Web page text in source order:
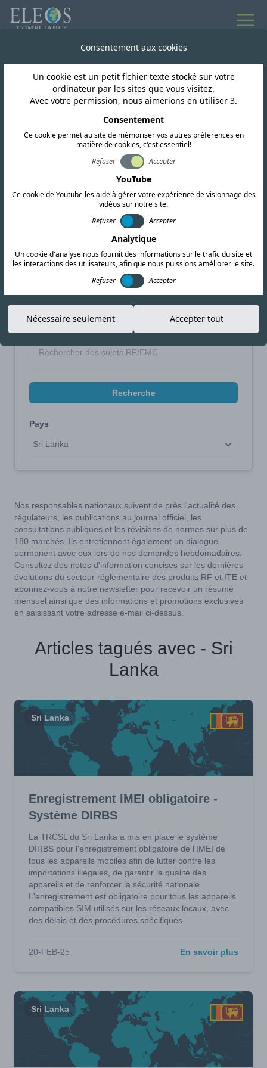
Actualités et
mises à jour
Affinez votre recherche
Recherche
Pays
Sri Lanka
Nos responsables nationaux suivent de près l'actualité des
régulateurs, les publications au journal officiel, les
consultations publiques et les révisions de normes sur plus de
180 marchés. Ils entretiennent également un dialogue
permanent avec eux lors de nos demandes hebdomadaires.
Consultez des notes d'information concises sur les dernières
évolutions du secteur réglementaire des produits RF et ITE et
abonnez-vous à notre newsletter pour recevoir un résumé
mensuel ainsi que des informations et promotions exclusives
en saisissant votre adresse e-mail ci-dessus.
Articles tagués avec - Sri
Lanka
Sri Lanka
Enregistrement IMEI obligatoire -
Système DIRBS
La TRCSL du Sri Lanka a mis en place le système
DIRBS pour l'enregistrement obligatoire de l'IMEI de
tous les appareils mobiles afin de lutter contre les
importations illégales, de garantir la qualité des
appareils et de renforcer la sécurité nationale.
L'enregistrement est obligatoire pour tous les appareils
compatibles SIM utilisés sur les réseaux locaux, avec
des délais et des procédures spécifiques.
20-FEB-25 En savoir plus
Sri Lanka
Consentement aux cookies
Un cookie est un petit fichier texte stocké sur votre
ordinateur par les sites que vous visitez.
Avec votre permission, nous aimerions en utiliser 3.
Consentement
Ce cookie permet au site de mémoriser vos autres préférences en
matière de cookies, c'est essentiel!
Refuser
Accepter
YouTube
Ce cookie de Youtube les aide à gérer votre expérience de visionnage des
vidéos sur notre site.
Refuser
Accepter
Analytique
Un cookie d'analyse nous fournit des informations sur le trafic du site et
les interactions des utilisateurs, afin que nous puissions améliorer le site.
Refuser
Accepter
Nécessaire seulement Accepter tout